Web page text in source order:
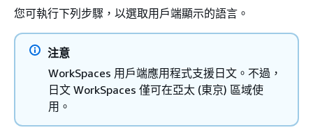
您可執行下列步驟，以選取用戶端顯示的語言。
注意
WorkSpaces 用戶端應用程式支援日文。不過，
日文 WorkSpaces 僅可在亞太 (東京) 區域使
用。